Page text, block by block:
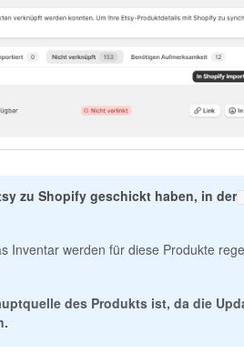
zu Shopify geschickt haben, in der
Inventar werden für diese Produkte
des Produkts ist, da die